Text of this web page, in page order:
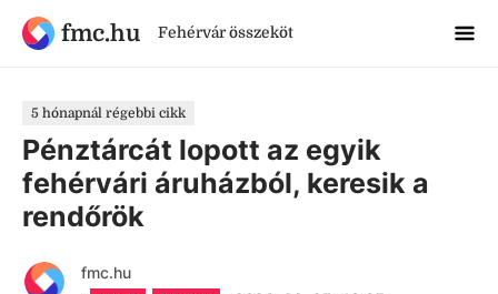
fmc.hu Fehérvár összeköt
5 hónapnál régebbi cikk
Pénztárcát lopott az egyik
fehérvári áruházból, keresik a
rendőrök
fmc.hu